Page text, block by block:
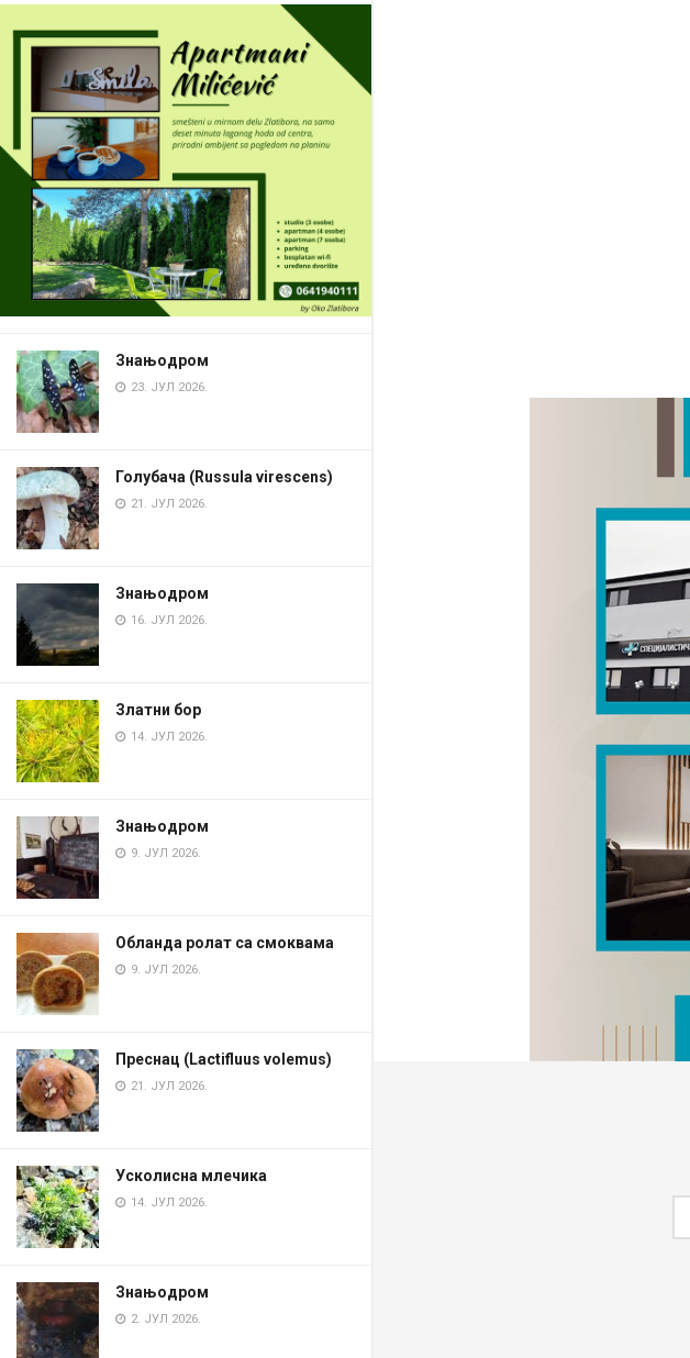
Знањодром
23. ЈУЛ 2026.
Голубача (Russula virescens)
21. ЈУЛ 2026.
Знањодром
16. ЈУЛ 2026.
Златни бор
14. ЈУЛ 2026.
Знањодром
9. ЈУЛ 2026.
Обланда ролат са смоквама
9. ЈУЛ 2026.
Преснац (Lactifluus volemus)
21. ЈУЛ 2026.
Усколисна млечика
14. ЈУЛ 2026.
Знањодром
2. ЈУЛ 2026.